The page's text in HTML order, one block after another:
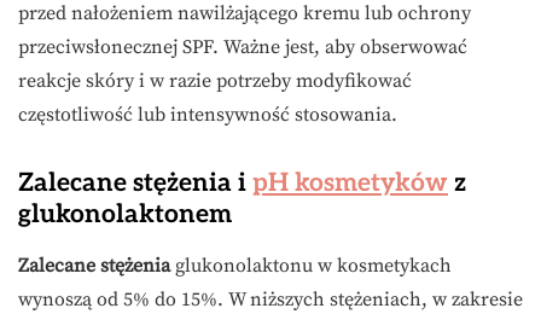
przed nałożeniem nawilżającego kremu lub ochrony
przeciwsłonecznej SPF. Ważne jest, aby obserwować
reakcje skóry i w razie potrzeby modyfikować
częstotliwość lub intensywność stosowania.
Zalecane stężenia i pH kosmetyków z
glukonolaktonem
Zalecane stężeniaglukonolaktonu w kosmetykach
wynoszą od 5% do 15%. W niższych stężeniach, w zakresie